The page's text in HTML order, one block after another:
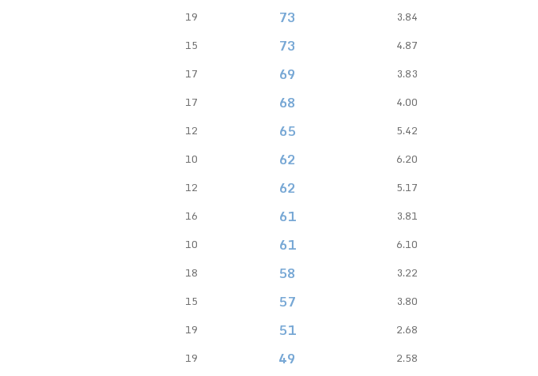
19 73
3.84
15 73
4.87
17 69
3.83
17 68
4.00
12 65
5.42
10 62
6.20
12 62
5.17
16 61
3.81
10 61
6.10
18 58
3.22
15 57
3.80
19 51
2.68
19 49
2.58